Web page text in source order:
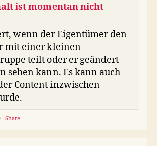
ist momentan nicht
wenn der Eigentümer den
mit einer kleinen
teilt oder er geändert
sehen kann. Es kann auch
Content inzwischen
· Share